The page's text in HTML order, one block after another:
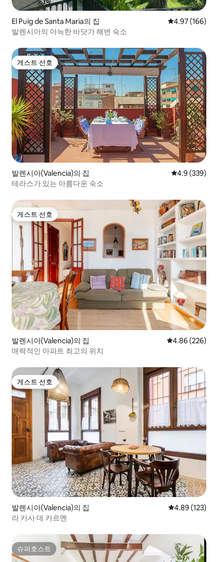
El Puig de Santa Maria의 집 평점 4.97점(5
4.97 (166)
발렌시아의 아늑한 바닷가 해변 숙소
게스트 선호
게스트 선호
발렌시아(Valencia)의 집 평점 4.9점(5
4.9 (339)
테라스가 있는 아름다운 숙소
게스트 선호
게스트 선호
발렌시아(Valencia)의 집 평점 4.86점(5
4.86 (226)
매력적인 아파트 최고의 위치
게스트 선호
게스트 선호
발렌시아(Valencia)의 집 평점 4.89점(5
4.89 (123)
라 카사 데 카르멘
슈퍼호스트
슈퍼호스트